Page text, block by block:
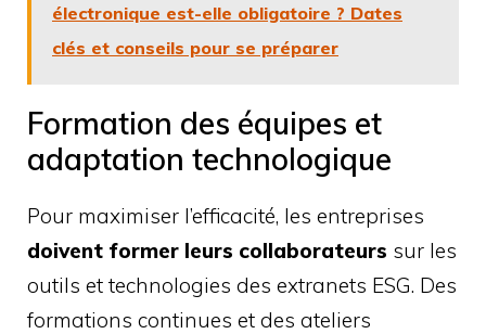
électronique est-elle obligatoire ? Dates
clés et conseils pour se préparer
Formation des équipes et
adaptation technologique
Pour maximiser l’efficacité, les entreprises
doivent former leurs collaborateurs sur les
outils et technologies des extranets ESG. Des
formations continues et des ateliers